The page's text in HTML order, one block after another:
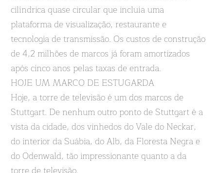
cilíndrica quase circular que incluía uma
plataforma de visualização, restaurante e
tecnologia de transmissão. Os custos de construção
de 4,2 milhões de marcos já foram amortizados
após cinco anos pelas taxas de entrada.
HOJE UM MARCO DE ESTUGARDA
Hoje, a torre de televisão é um dos marcos de
Stuttgart. De nenhum outro ponto de Stuttgart é a
vista da cidade, dos vinhedos do Vale do Neckar,
do interior da Suábia, do Alb, da Floresta Negra e
do Odenwald, tão impressionante quanto a da